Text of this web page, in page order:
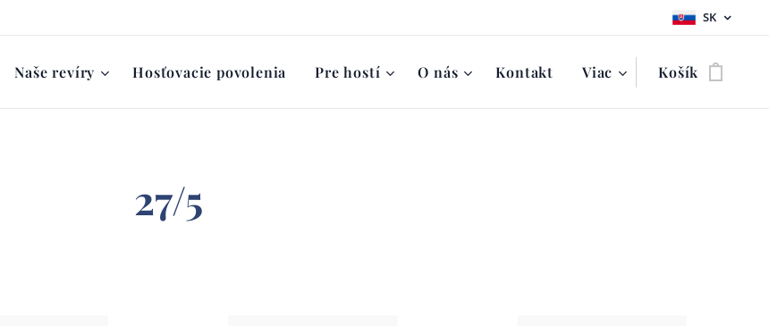
SK
Naše revíry Hosťovacie povolenia Pre hostí O nás Kontakt Viac Košík
27/5